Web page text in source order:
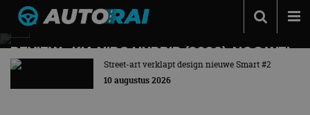
Autonieuws
Podcast
AutoRAI.nl – Auto, Lifestyle & Fun
REVIEW – KIA NIRO HYBRID (2026), NOG WEL
RELEVANT?
Getest: Kia Niro Hybrid DynamicPlusLine, de
Street-art verklapt design nieuwe Smart #2
10 augustus 2026